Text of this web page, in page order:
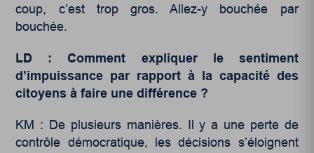
coup, c’est trop gros. Allez-y bouchée par
bouchée.
LD : Comment expliquer le sentiment
d’impuissance par rapport à la capacité des
citoyens à faire une différence ?
KM : De plusieurs manières. Il y a une perte de
contrôle démocratique, les décisions s’éloignent